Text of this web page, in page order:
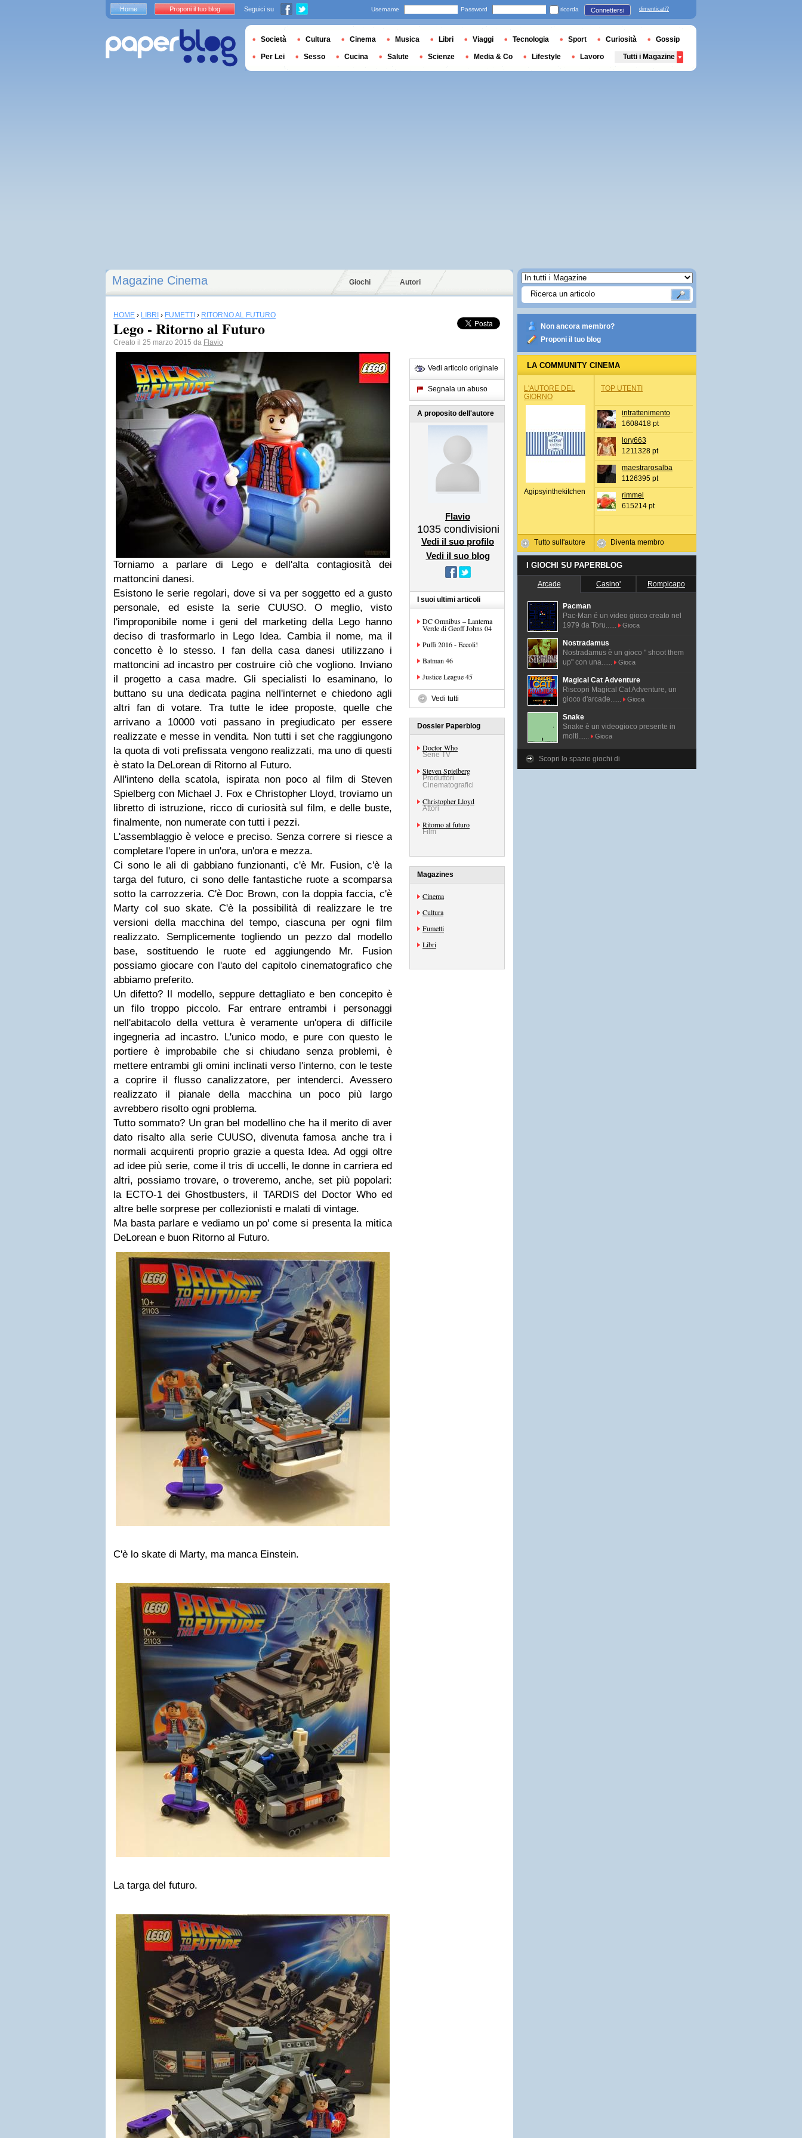
Magazine Cinema Giochi Autori
HOME › LIBRI › FUMETTI › RITORNO AL FUTURO
Lego - Ritorno al Futuro
Creato il 25 marzo 2015 da Flavio
Torniamo a parlare di Lego e dell'alta contagiosità dei
mattoncini danesi.
Esistono le serie regolari, dove si va per soggetto ed a gusto
personale, ed esiste la serie CUUSO. O meglio, visto
l'improponibile nome i geni del marketing della Lego hanno
deciso di trasformarlo in Lego Idea. Cambia il nome, ma il
concetto è lo stesso. I fan della casa danesi utilizzano i
mattoncini ad incastro per costruire ciò che vogliono. Inviano
il progetto a casa madre. Gli specialisti lo esaminano, lo
buttano su una dedicata pagina nell'internet e chiedono agli
altri fan di votare. Tra tutte le idee proposte, quelle che
arrivano a 10000 voti passano in pregiudicato per essere
realizzate e messe in vendita. Non tutti i set che raggiungono
la quota di voti prefissata vengono realizzati, ma uno di questi
è stato la DeLorean di Ritorno al Futuro.
All'inteno della scatola, ispirata non poco al film di Steven
Spielberg con Michael J. Fox e Christopher Lloyd, troviamo un
libretto di istruzione, ricco di curiosità sul film, e delle buste,
finalmente, non numerate con tutti i pezzi.
L'assemblaggio è veloce e preciso. Senza correre si riesce a
completare l'opere in un'ora, un'ora e mezza.
Ci sono le ali di gabbiano funzionanti, c'è Mr. Fusion, c'è la
targa del futuro, ci sono delle fantastiche ruote a scomparsa
sotto la carrozzeria. C'è Doc Brown, con la doppia faccia, c'è
Marty col suo skate. C'è la possibilità di realizzare le tre
versioni della macchina del tempo, ciascuna per ogni film
realizzato. Semplicemente togliendo un pezzo dal modello
base, sostituendo le ruote ed aggiungendo Mr. Fusion
possiamo giocare con l'auto del capitolo cinematografico che
abbiamo preferito.
Un difetto? Il modello, seppure dettagliato e ben concepito è
un filo troppo piccolo. Far entrare entrambi i personaggi
nell'abitacolo della vettura è veramente un'opera di difficile
ingegneria ad incastro. L'unico modo, e pure con questo le
portiere è improbabile che si chiudano senza problemi, è
mettere entrambi gli omini inclinati verso l'interno, con le teste
a coprire il flusso canalizzatore, per intenderci. Avessero
realizzato il pianale della macchina un poco più largo
avrebbero risolto ogni problema.
Tutto sommato? Un gran bel modellino che ha il merito di aver
dato risalto alla serie CUUSO, divenuta famosa anche tra i
normali acquirenti proprio grazie a questa Idea. Ad oggi oltre
ad idee più serie, come il tris di uccelli, le donne in carriera ed
altri, possiamo trovare, o troveremo, anche, set più popolari:
la ECTO-1 dei Ghostbusters, il TARDIS del Doctor Who ed
altre belle sorprese per collezionisti e malati di vintage.
Ma basta parlare e vediamo un po' come si presenta la mitica
DeLorean e buon Ritorno al Futuro.
C'è lo skate di Marty, ma manca Einstein.
La targa del futuro.
Vedi articolo originale
Segnala un abuso
A proposito dell'autore
Flavio
1035 condivisioni
Vedi il suo profilo
Vedi il suo blog
I suoi ultimi articoli
DC Omnibus – Lanterna
Verde di Geoff Johns 04
Puffi 2016 - Eccoli!
Batman 46
Justice League 45
Vedi tutti
Dossier Paperblog
Doctor Who
Serie TV
Steven Spielberg
Produttori
Cinematografici
Christopher Lloyd
Attori
Ritorno al futuro
Film
Magazines
Cinema
Cultura
Fumetti
Libri
Non ancora membro?
Proponi il tuo blog
LA COMMUNITY CINEMA
L'AUTORE DEL
GIORNO
Agipsyinthekitchen
Tutto sull'autore
TOP UTENTI
intrattenimento
1608418 pt
lory663
1211328 pt
maestrarosalba
1126395 pt
rimmel
615214 pt
Diventa membro
I GIOCHI SU PAPERBLOG
Arcade Casino' Rompicapo
Pacman
Pac-Man é un video gioco creato nel
1979 da Toru......
Gioca
Nostradamus
Nostradamus è un gioco " shoot them
up" con una......
Gioca
Magical Cat Adventure
Riscopri Magical Cat Adventure, un
gioco d'arcade......
Gioca
Snake
Snake è un videogioco presente in
molti......
Gioca
Scopri lo spazio giochi di
Home Proponi il tuo blog Seguici su Username Password ricorda Connettersi dimenticati?
Società Cultura Cinema Musica Libri Viaggi Tecnologia Sport Curiosità Gossip
Per Lei Sesso Cucina Salute Scienze Media & Co Lifestyle Lavoro Tutti i Magazine